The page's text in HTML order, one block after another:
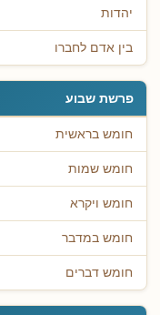
יהדות
בין אדם לחברו
פרשת שבוע
חומש בראשית
חומש שמות
חומש ויקרא
חומש במדבר
חומש דברים